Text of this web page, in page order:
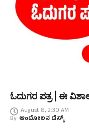
ಓದುಗರ ಪತ್ರ | ಈ
August 8, 2:30 AM
By ಆಂದೋಲನ ಡೆಸ್ಕ್